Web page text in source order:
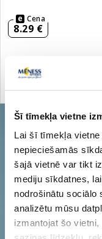
Šī tīmekļa vietne
Lai šī tīmekļa
nepieciešamās
šajā vietnē var tikt
mediju sīkdatnes,
nodrošinātu sociālo
analizētu mūsu
izmantojat šo
Cena
8.29 €